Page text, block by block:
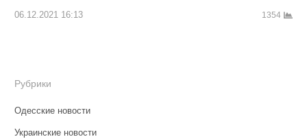
06.12.2021 16:13 1354
Рубрики
Одесские новости
Украинские новости